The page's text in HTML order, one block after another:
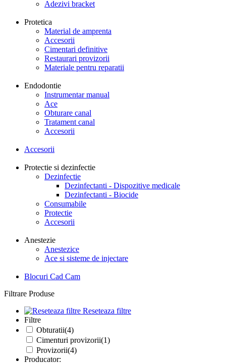
Adezivi bracket
Protetica
Material de amprenta
Accesorii
Cimentari definitive
Restaurari provizorii
Materiale pentru reparatii
Endodontie
Instrumentar manual
Ace
Obturare canal
Tratament canal
Accesorii
Accesorii
Protectie si dezinfectie
Dezinfectie
Dezinfectanti - Dispozitive medicale
Dezinfectanti - Biocide
Consumabile
Protectie
Accesorii
Anestezie
Anestezice
Ace si sisteme de injectare
Blocuri Cad Cam
Filtrare Produse
Reseteaza filtre
Filtre
Obturatii(4)
Cimenturi provizorii(1)
Provizorii(4)
Producator: